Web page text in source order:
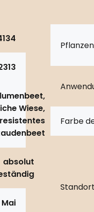
Wiese,
absolut
Farbe